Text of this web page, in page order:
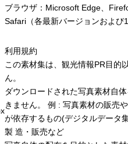
ブラウザ：Microsoft Edge、
Safari（各最新バージョンおよび
利用規約
この素材集は、観光情報PR目的
ん。
ダウンロードされた写真素材自
きません。 例 : 写真素材の販売
が依存するもの(デジタルデータ
製 造・販売など